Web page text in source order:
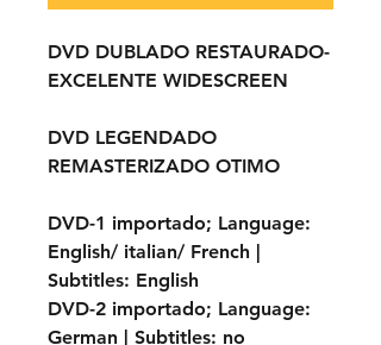
DVD DUBLADO RESTAURADO-
EXCELENTE WIDESCREEN
DVD LEGENDADO
REMASTERIZADO OTIMO
DVD-1 importado; Language:
English/ italian/ French |
Subtitles: English
DVD-2 importado; Language:
German | Subtitles: no